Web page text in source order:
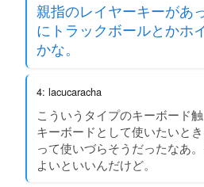
親指のレイヤーキーがあ
にトラックボールとかホ
かな。
4: lacucaracha
こういうタイプのキーボード触
キーボードとして使いたいと
って使いづらそうだったなあ
よいといいんだけど。